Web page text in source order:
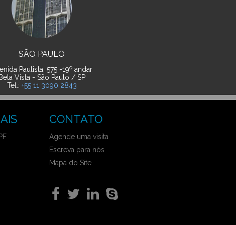
SÃO PAULO
Paulista, 575 -19oandar
Bela Vista - São Paulo / SP
Tel.: +55 11 3090 2843
CONTATO
Agende uma visita
Escreva para nós
Mapa do Site